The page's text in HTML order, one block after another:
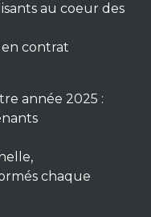
au coeur des
contrat
année 2025 :
chaque